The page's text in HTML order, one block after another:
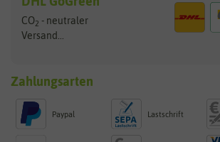
CO2 - neutraler
Versand...
Zahlungsarten
Paypal Lastschrift